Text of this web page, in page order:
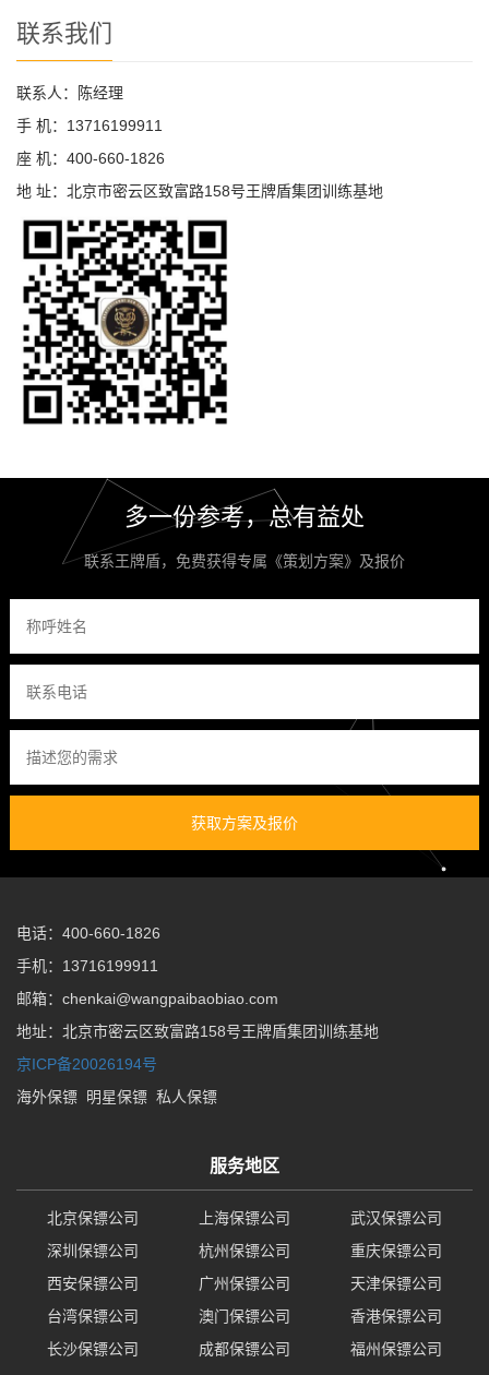
联系我们
联系人：陈经理
手 机：13716199911
座 机：400-660-1826
地 址：北京市密云区致富路158号王牌盾集团训练基地
多一份参考，总有益处
联系王牌盾，免费获得专属《策划方案》及报价
获取方案及报价
电话：400-660-1826
手机：13716199911
邮箱：chenkai@wangpaibaobiao.com
地址：北京市密云区致富路158号王牌盾集团训练基地
京ICP备20026194号
海外保镖
明星保镖 私人保镖
服务地区
北京保镖公司 上海保镖公司
武汉保镖公司
深圳保镖公司
杭州保镖公司
重庆保镖公司
西安保镖公司
广州保镖公司
天津保镖公司
台湾保镖公司
澳门保镖公司
香港保镖公司
长沙保镖公司
成都保镖公司 福州保镖公司